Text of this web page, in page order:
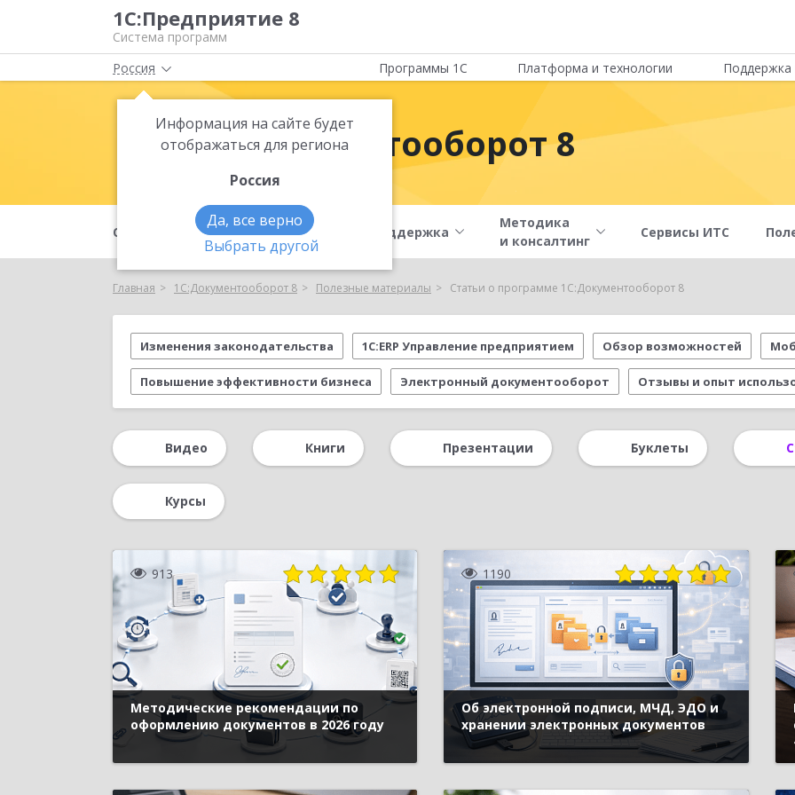
1С:Предприятие 8
Система программ
Россия
Информация на сайте будет
отображаться для региона
Россия
Да, все верно
Выбрать другой
Программы 1С Платформа и технологии Поддержка
1С:Документооборот 8
О продукте Возможности Поддержка
Методика
и консалтинг
Сервисы ИТС
Главная 1С:Документооборот 8 Полезные материалы Статьи о программе 1С:Документооборот 8
Изменения законодательства 1С:ERP Управление предприятием Обзор возможностей
Повышение эффективности бизнеса Электронный документооборот Отзывы и опыт
Планирование Отчетность Автоматизация бизнеса CRM Медицина Удаленная работа
1С-ЭДО Облачные технологии
Видео Книги Презентации Буклеты
Курсы
913
Методические рекомендации по
оформлению документов в 2026 году
1190
Об электронной подписи, МЧД, ЭДО и
хранении электронных документов